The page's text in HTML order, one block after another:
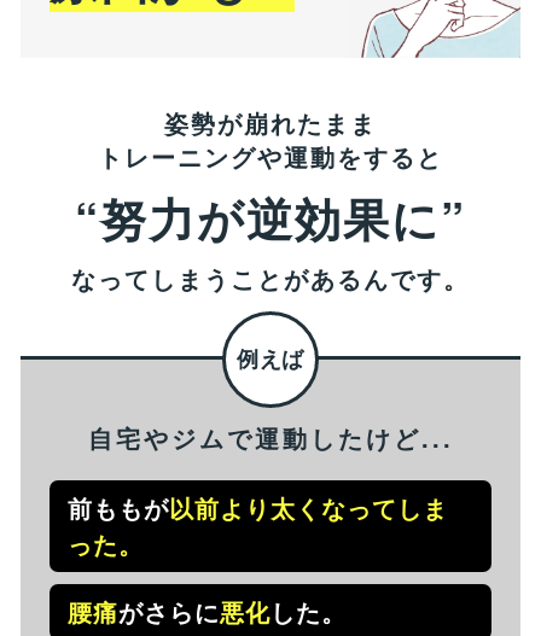
姿勢が崩れたまま
トレーニングや運動をすると
“努力が逆効果に”
なってしまうことがあるんです。
自宅やジムで運動したけど...
前ももが以前より太くなってしま
った。
腰痛がさらに悪化した。